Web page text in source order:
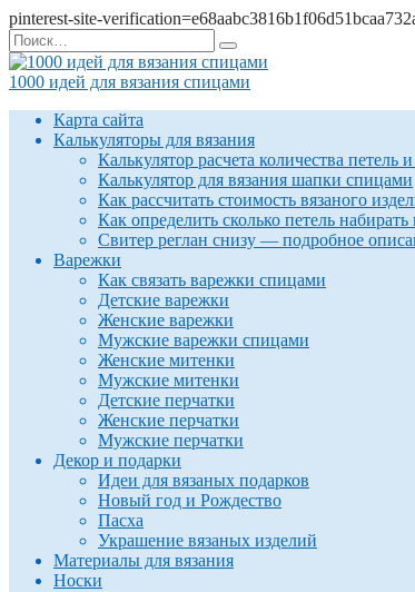
pinterest-site-
Перейти
к
содержанию
Search
for:
1000 идей для вязания спицами
Карта сайта
Калькуляторы для вязания
Калькулятор расчета количества петель
Калькулятор для вязания шапки спицами
Как рассчитать стоимость вязаного
Как определить сколько петель
Свитер реглан снизу — подробное
Варежки
Как связать варежки спицами
Детские варежки
Женские варежки
Мужские варежки спицами
Женские митенки
Мужские митенки
Детские перчатки
Женские перчатки
Мужские перчатки
Декор и подарки
Идеи для вязаных подарков
Новый год и Рождество
Пасха
Украшение вязаных изделий
Материалы для вязания
Носки